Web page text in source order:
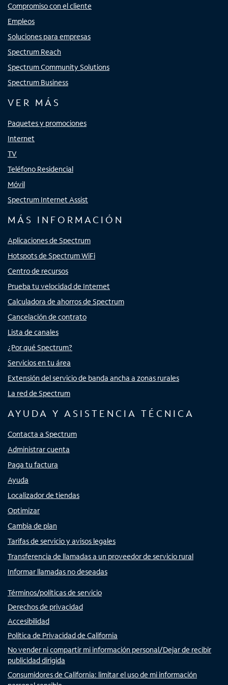
Compromiso con el cliente
Empleos
Soluciones para empresas
Spectrum Reach
Spectrum Community Solutions
Spectrum Business
VER MÁS
Paquetes y promociones
Internet
TV
Teléfono Residencial
Móvil
Spectrum Internet Assist
MÁS INFORMACIÓN
Aplicaciones de Spectrum
Hotspots de Spectrum WiFi
Centro de recursos
Prueba tu velocidad de Internet
Calculadora de ahorros de Spectrum
Cancelación de contrato
Lista de canales
¿Por qué Spectrum?
Servicios en tu área
Extensión del servicio de banda ancha a zonas rurales
La red de Spectrum
AYUDA Y ASISTENCIA TÉCNICA
Contacta a Spectrum
Administrar cuenta
Paga tu factura
Ayuda
Localizador de tiendas
Optimizar
Cambia de plan
Tarifas de servicio y avisos legales
Transferencia de llamadas a un proveedor de servicio rural
Informar llamadas no deseadas
Términos/políticas de servicio
Derechos de privacidad
Accesibilidad
Política de Privacidad de California
No vender ni compartir mi información personal/Dejar de recibir
publicidad dirigida
Consumidores de California: limitar el uso de mi información